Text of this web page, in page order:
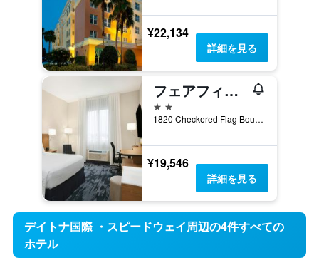
¥22,134
詳細を見る
フェアフィールド イン & スイーツ バイ マリオット デイトナ ビーチ スピードウェイ / エアポート
2つ星
1820 Checkered Flag Boulevard, デイトナ・ビーチ, FL, アメリカ合衆国
¥19,546
詳細を見る
デイトナ国際 ・スピードウェイ周辺の4件すべての
ホテル